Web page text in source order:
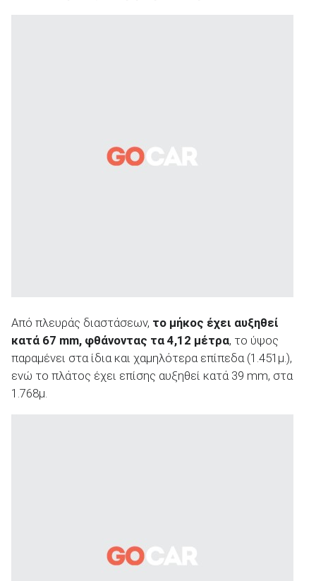
Από πλευράς διαστάσεων, το μήκος έχει αυξηθεί
κατά 67 mm, φθάνοντας τα 4,12 μέτρα, το ύψος
παραμένει στα ίδια και χαμηλότερα επίπεδα (1.451μ.),
ενώ το πλάτος έχει επίσης αυξηθεί κατά 39 mm, στα
1.768μ.